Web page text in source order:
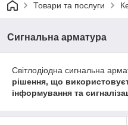
Товари та послуги
Сигнальна арматура
Світлодіодна сигнальна
рішення, що
інформування та